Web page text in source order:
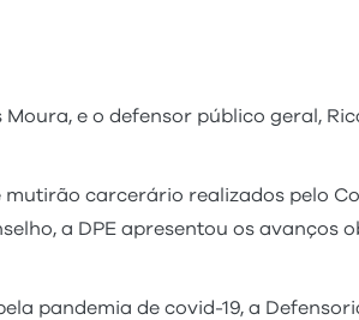
e o defensor público geral,
carcerário realizados pelo
a DPE apresentou os avanços
pandemia de covid-19, a